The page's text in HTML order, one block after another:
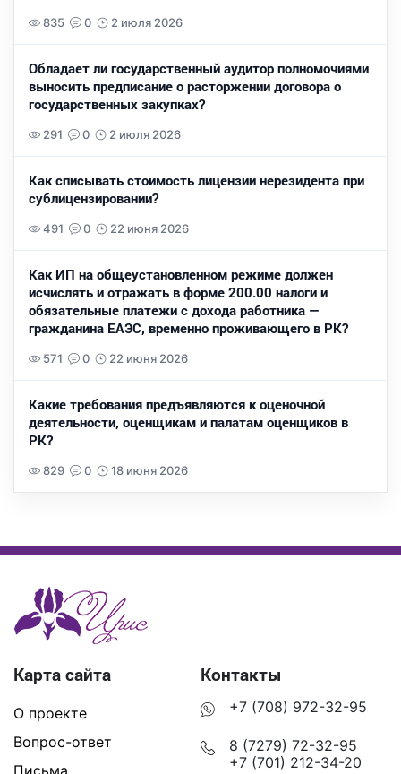
835 0 2 июля 2026
Обладает ли государственный аудитор полномочиями
выносить предписание о расторжении договора о
государственных закупках?
291 0 2 июля 2026
Как списывать стоимость лицензии нерезидента при
сублицензировании?
491 0 22 июня 2026
Как ИП на общеустановленном режиме должен
исчислять и отражать в форме 200.00 налоги и
обязательные платежи с дохода работника —
гражданина ЕАЭС, временно проживающего в РК?
571 0 22 июня 2026
Какие требования предъявляются к оценочной
деятельности, оценщикам и палатам оценщиков в
РК?
829 0 18 июня 2026
Карта сайта
О проекте
Вопрос-ответ
Контакты
+7 (708) 972-32-95
8 (7279) 72-32-95
+7 (701) 212-34-20